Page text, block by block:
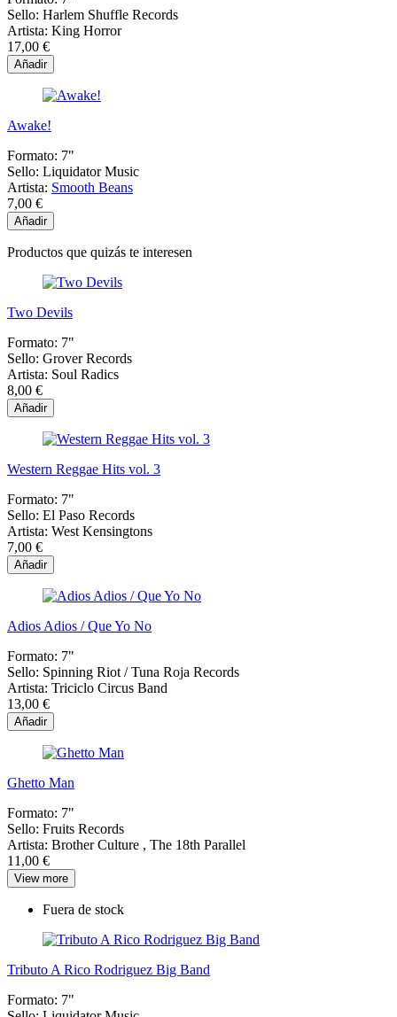
Sello: Harlem Shuffle Records
Artista: King Horror
17,00 €
Añadir
Awake!
Formato: 7"
Sello: Liquidator Music
Artista: Smooth Beans
7,00 €
Añadir
Productos que quizás te interesen
Two Devils
Formato: 7"
Sello: Grover Records
Artista: Soul Radics
8,00 €
Añadir
Western Reggae Hits vol. 3
Formato: 7"
Sello: El Paso Records
Artista: West Kensingtons
7,00 €
Añadir
Adios Adios / Que Yo No
Formato: 7"
Sello: Spinning Riot / Tuna Roja Records
Artista: Triciclo Circus Band
13,00 €
Añadir
Ghetto Man
Formato: 7"
Sello: Fruits Records
Artista: Brother Culture , The 18th Parallel
11,00 €
View more
Fuera de stock
Tributo A Rico Rodriguez Big Band
Formato: 7"